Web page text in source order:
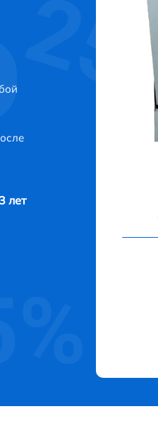
лет